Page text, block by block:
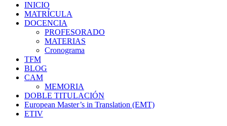
INICIO
MATRÍCULA
DOCENCIA
PROFESORADO
MATERIAS
Cronograma
TFM
BLOG
CAM
MEMORIA
DOBLE TITULACIÓN
European Master’s in Translation (EMT)
ETIV